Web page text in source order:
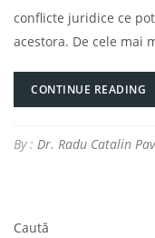
conflicte juridice ce
acestora. De cele mai
CONTINUE READING
By : Dr. Radu Catalin
Caută